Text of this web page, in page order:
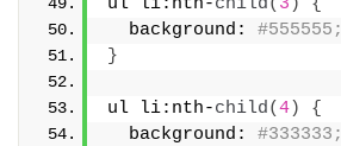
  background:
#555555;
}
ul li:nth-child(4)
{
  background:
#333333;